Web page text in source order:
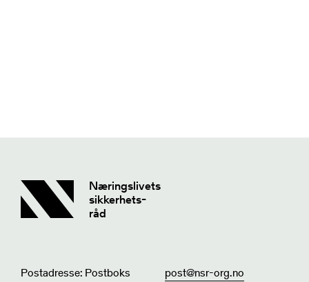
Næringslivets
sikkerhets-
råd
Postadresse: Postboks
post@nsr-org.no